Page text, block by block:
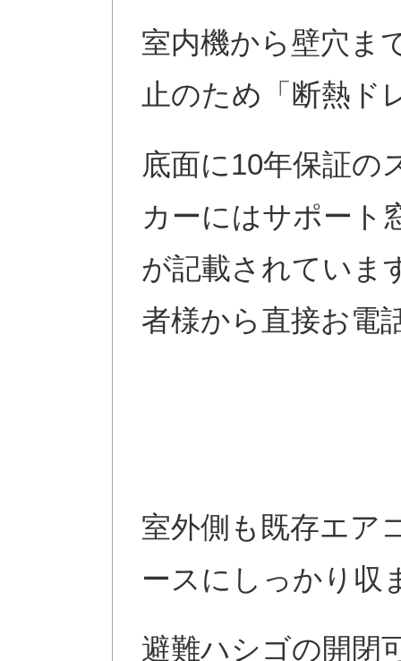
室内機から壁穴ま
止のため「断熱ド
底面に10年保証の
カーにはサポート
が記載されていま
者様から直接お電
室外側も既存エア
ースにしっかり収
避難ハシゴの開閉